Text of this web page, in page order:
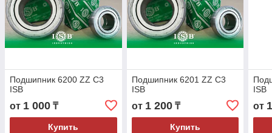
Подшипник 6200 ZZ C3
ISB
от 1 000 ₸
Купить
Подшипник 6201 ZZ C3
ISB
от 1 200₸
Купить
ISB
от